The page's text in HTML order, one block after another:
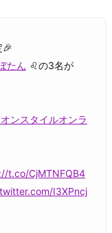
🎉
たん ♌️の3名が
ンスタイルオンラ
t.co/CjMTNFQB4
I3XPncj